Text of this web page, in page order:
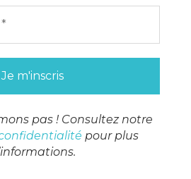
pas ! Consultez notre
pour plus